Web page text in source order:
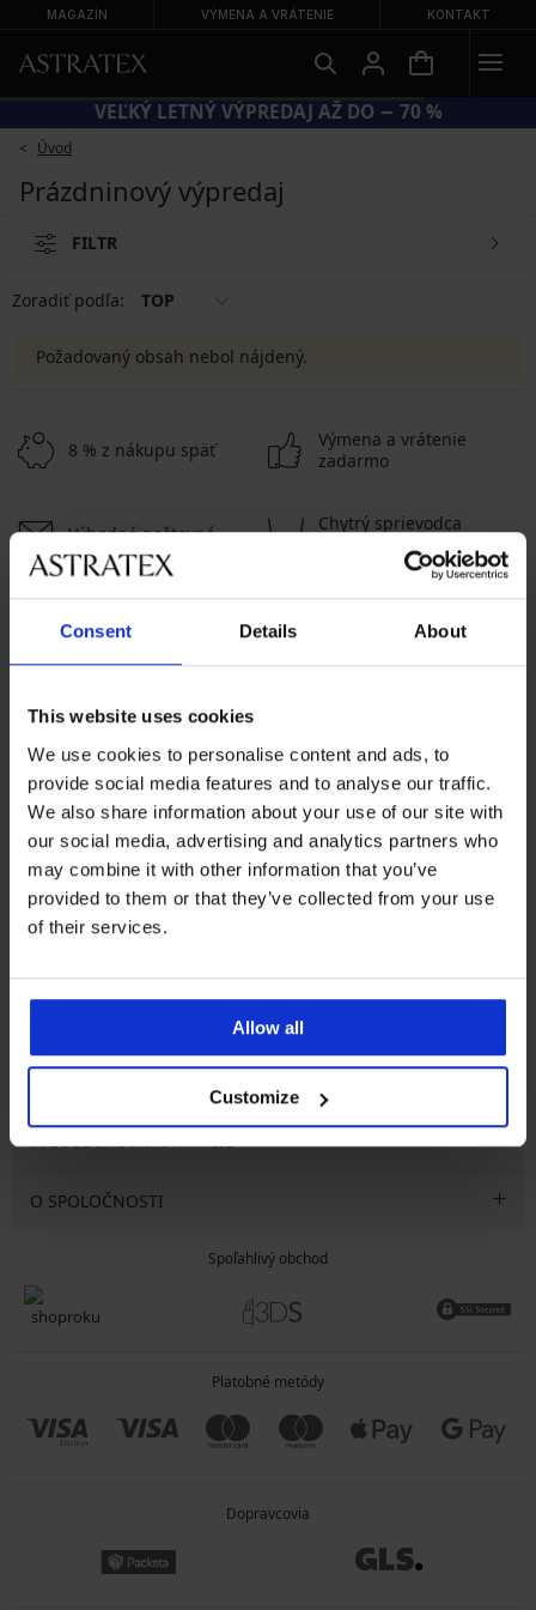
Consent Details About
This website uses cookies
We use cookies to personalise content and ads, to
provide social media features and to analyse our traffic.
We also share information about your use of our site with
our social media, advertising and analytics partners who
may combine it with other information that you’ve
provided to them or that they’ve collected from your use
of their services.
Allow all
Customize
MAGAZÍN VÝMENA A VRÁTENIE KONTAKT
VEĽKÝ LETNÝ VÝPREDAJ AŽ DO − 70 %
Úvod
Prázdninový výpredaj
FILTR
Zoradiť podľa: TOP
Požadovaný obsah nebol nájdený.
8 % z nákupu späť
Výmena a vrátenie
zadarmo
Výhodné poštovné
Chytrý sprievodca
Zákaznícka podpora
Počas pracovných dní od 8:00 do 17:00
02 205 703 40
info@astratex.sk
Newsletter
Prihláste sa do newsletteru a získajte
najhorúcejšie
novinky
CHCEM ODOBERAŤ
VŠEOBECNÉ INFORMÁCIE
O SPOLOČNOSTI
Spoľahlivý obchod
Platobné metódy
Dopravcovia